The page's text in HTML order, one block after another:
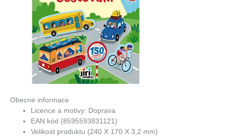
Obecné informace
Licence a motivy: Doprava
EAN kód (8595593831121)
Velikost produktu (240 X 170 X 3,2 mm)